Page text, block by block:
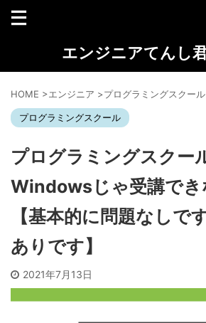
エンジニアてんし
HOME >エンジニア >プログラミングスクール
プログラミングスクール
プログラミングスクー
Windowsじゃ受講でき
【基本的に問題なしで
ありです】
2021年7月13日